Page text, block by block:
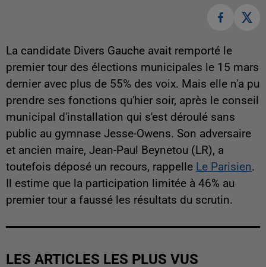
La candidate Divers Gauche avait remporté le
premier tour des élections municipales le 15 mars
dernier avec plus de 55% des voix. Mais elle n'a pu
prendre ses fonctions qu'hier soir, après le conseil
municipal d'installation qui s'est déroulé sans
public au gymnase Jesse-Owens. Son adversaire
et ancien maire, Jean-Paul Beynetou (LR), a
toutefois déposé un recours, rappelle Le Parisien.
Il estime que la participation limitée à 46% au
premier tour a faussé les résultats du scrutin.
LES ARTICLES LES PLUS VUS